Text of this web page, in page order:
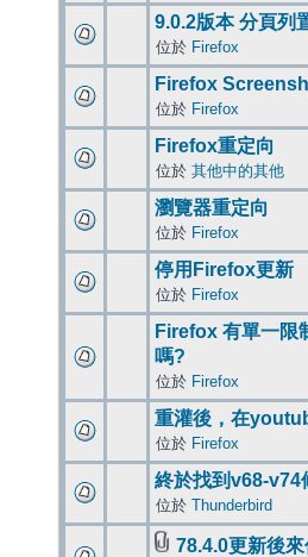
9.0.2版本 分頁列
位於 Firefox
Firefox
位於 Firefox
Firefox重定向
位於 其他中的其他
瀏覽器重定向
位於 Firefox
停用Firefox更新
位於 Firefox
Firefox 有單一限
嗎?
位於 Firefox
重灌後，在
位於 Firefox
終於找到v68-v74
位於 Thunderbird
78.4.0更新後